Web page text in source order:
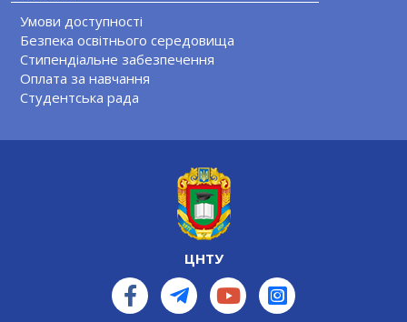
Умови доступності
Безпека освітнього середовища
Стипендіальне забезпечення
Оплата за навчання
Студентська рада
ЦНТУ